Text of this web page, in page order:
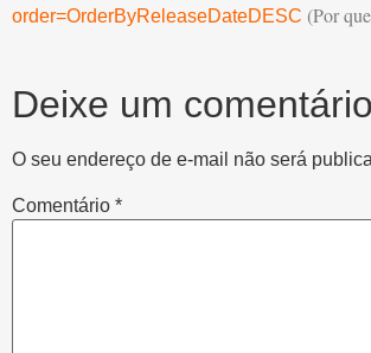
order=OrderByReleaseDateDESC (Por
Deixe um comentário
O seu endereço de e-mail não será
Comentário *